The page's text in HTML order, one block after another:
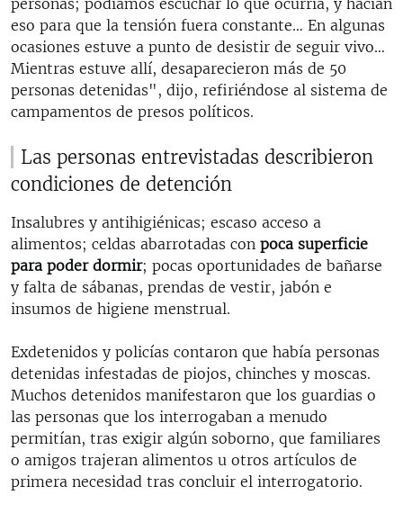
eso para que la tensión fuera constante… En algunas
ocasiones estuve a punto de desistir de seguir vivo…
Mientras estuve allí, desaparecieron más de 50
personas detenidas", dijo, refiriéndose al sistema de
campamentos de presos políticos.
Las personas entrevistadas describieron
condiciones de detención
Insalubres y antihigiénicas; escaso acceso a
alimentos; celdas abarrotadas con poca superficie
para poder dormir; pocas oportunidades de bañarse
y falta de sábanas, prendas de vestir, jabón e
insumos de higiene menstrual.
Exdetenidos y policías contaron que había personas
detenidas infestadas de piojos, chinches y moscas.
Muchos detenidos manifestaron que los guardias o
las personas que los interrogaban a menudo
permitían, tras exigir algún soborno, que familiares
o amigos trajeran alimentos u otros artículos de
primera necesidad tras concluir el interrogatorio.